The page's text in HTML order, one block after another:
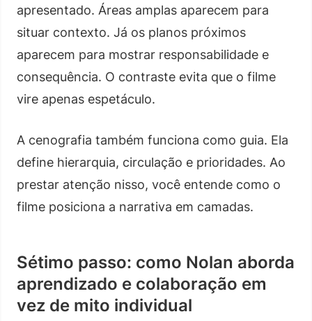
apresentado. Áreas amplas aparecem para
situar contexto. Já os planos próximos
aparecem para mostrar responsabilidade e
consequência. O contraste evita que o filme
vire apenas espetáculo.
A cenografia também funciona como guia. Ela
define hierarquia, circulação e prioridades. Ao
prestar atenção nisso, você entende como o
filme posiciona a narrativa em camadas.
Sétimo passo: como Nolan aborda
aprendizado e colaboração em
vez de mito individual